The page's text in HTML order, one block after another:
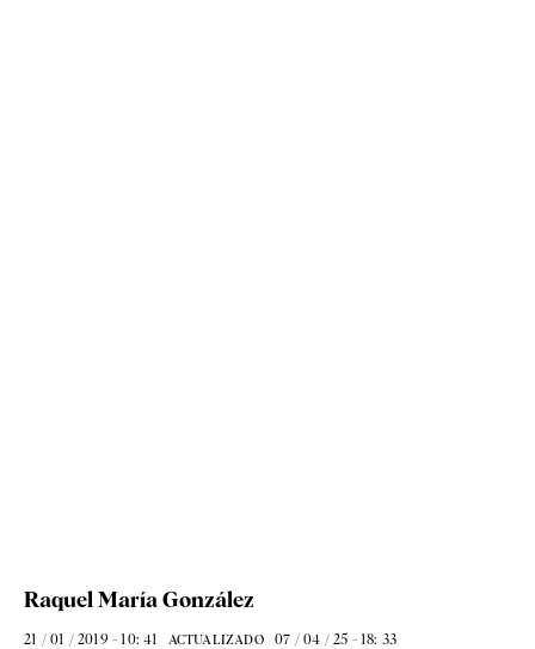
Raquel María González
21 / 01 / 2019 - 10: 41 ACTUALIZADO 07 / 04 / 25 - 18: 33